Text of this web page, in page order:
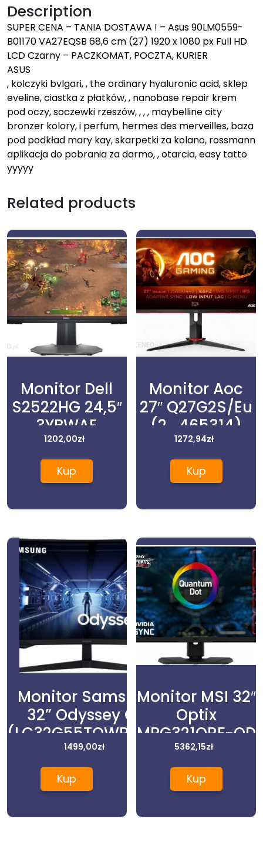
Description
SUPER CENA – TANIA DOSTAWA ! – Asus 90LM0559-
B01170 VA27EQSB 68,6 cm (27) 1920 x 1080 px Full HD
LCD Czarny – PACZKOMAT, POCZTA, KURIER
ASUS
, kolczyki bvlgari, , the ordinary hyaluronic acid, sklep
eveline, ciastka z płatków, , nanobase repair krem
pod oczy, soczewki rzeszów, , , , maybelline city
bronzer kolory, i perfum, hermes des merveilles, baza
pod podkład mary kay, skarpetki za kolano, rossmann
aplikacja do pobrania za darmo, , otarcia, easy tatto
yyyyy
Related products
Monitor Dell
S2522HG 24,5″
3YBWAE
(210BBBI)
1202,00zł
Kup
Monitor Aoc
27″ Q27G2S/Eu
(2_465314)
1272,94zł
Kup
Monitor Samsung
32” Odyssey G5
(LC32G55TQWRXEN)
1499,00zł
Kup
Monitor MSI 32″
Optix
MPG321QRF-QD
5362,15zł
Kup